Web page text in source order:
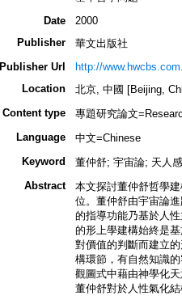
Date
2000
Publisher
華文出版社
Publisher Url
http://
Location
北京, 中國 [Beijing,
Content type
專題研究論文
Language
中文=Chinese
Keyword
董仲舒; 宇宙論; 天人
Abstract
本文探討董仲舒哲學
位。董仲舒由宇宙論
的指導功能乃基於人
的形上學建構始終是
對價值的判斷而建立
構環節，有自然知識
觀圖式中藉由神學化
董仲舒對於人性氣化